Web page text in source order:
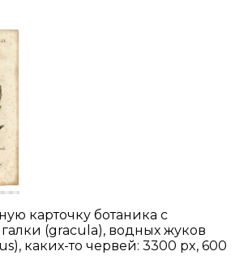
карточку ботаника с
(gracula), водных жуков
каких-то червей: 3300 px, 600